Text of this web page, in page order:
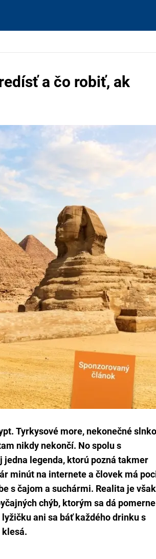
a čo robiť, ak
Tyrkysové more, nekonečné
nikdy nekončí. No spolu s
jedna legenda, ktorú pozná takmer
minút na internete a človek má
s čajom a suchármi. Realita je však
chýb, ktorým sa dá pomerne
ani sa báť každého drinku s
klesá.